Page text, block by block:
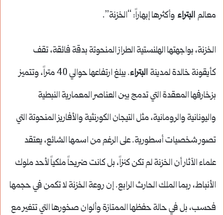
معالم البتراء وأكثرها إبهاراً: “الخزنة”.
الخزنة، بواجهتها الهلنستية الطراز المنحوتة بدقة فائقة، تقف
كأيقونة خالدة لمدينة البتراء
. يبلغ ارتفاعها حوالي 40 متراً، وتتميز
بزخارفها المعقدة التي تدمج بين العناصر المعمارية النبطية
واليونانية والرومانية، مثل التيجان الكورنثية والأفاريز المنحوتة التي
تصور شخصيات أسطورية. على الرغم من اسمها الشائع، يعتقد
علماء الآثار أن الخزنة لم تكن كنزاً، بل كانت ضريحاً ملكياً لأحد ملوك
الأنباط، ربما الملك الحارث الرابع. إن روعة الخزنة لا تكمن في حجمها
فحسب، بل في حالة حفظها الممتازة وألوان صخورها التي تتغير مع